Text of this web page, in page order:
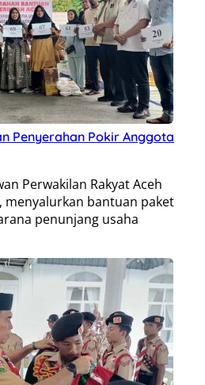
Penyerahan Pokir Anggota
Perwakilan Rakyat Aceh
menyalurkan bantuan paket
penunjang usaha